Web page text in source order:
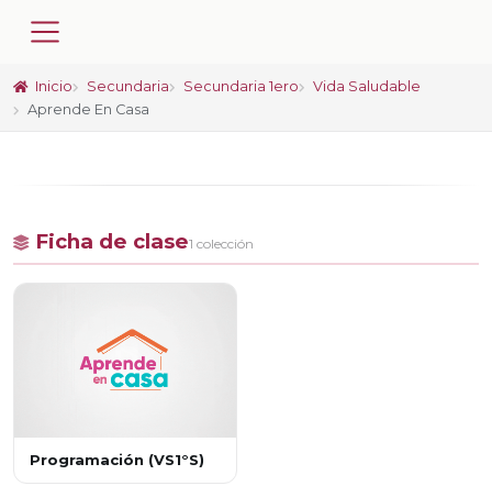
Inicio Secundaria Secundaria 1ero
Vida Saludable
Aprende En Casa
Ficha de clase1 colección
Programación (VS1°S)